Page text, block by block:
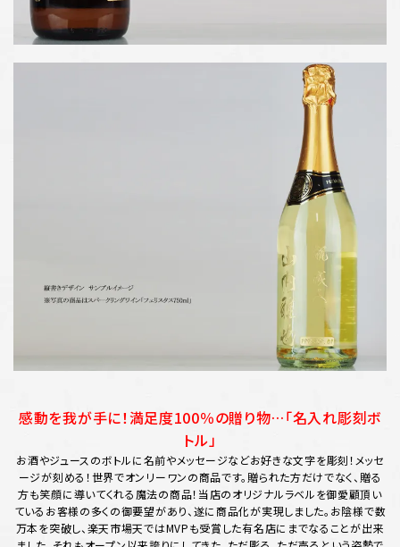
感動を我が手に！満足度100％の贈り物…「名入れ彫刻ボ
トル」
お酒やジュースのボトルに名前やメッセージなどお好きな文字を彫刻！メッセ
ージが刻める！世界でオンリーワンの商品です。贈られた方だけでなく、贈る
方も笑顔に導いてくれる魔法の商品！当店のオリジナルラベルを御愛顧頂い
ているお客様の多くの御要望があり、遂に商品化が実現しました。お陰様で数
万本を突破し、楽天市場天ではMVPも受賞した有名店にまでなることが出来